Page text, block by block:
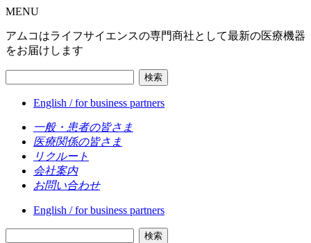
MENU
アムコはライフサイエンスの専門商社として最新の医療機器
をお届けします
検索
English / for business partners
一般・患者の皆さま
医療関係の皆さま
リクルート
会社案内
お問い合わせ
English / for business partners
検索